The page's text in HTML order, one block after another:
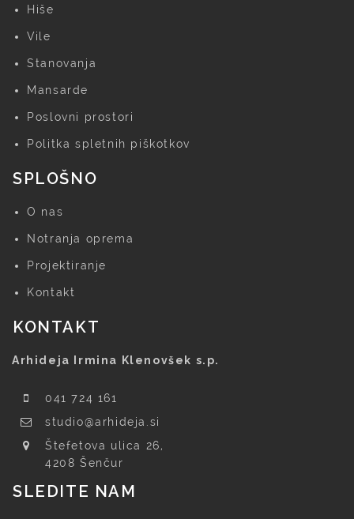
Hiše
Vile
Stanovanja
Mansarde
Poslovni prostori
Politka spletnih piškotkov
SPLOŠNO
O nas
Notranja oprema
Projektiranje
Kontakt
KONTAKT
Arhideja Irmina Klenovšek s.p.
041 724 161
studio@arhideja.si
Štefetova ulica 26,
4208 Šenčur
SLEDITE NAM